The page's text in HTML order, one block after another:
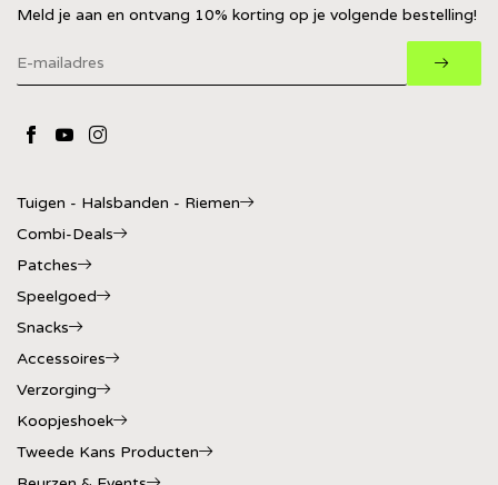
Meld je aan en ontvang 10% korting op je volgende bestelling!
Tuigen - Halsbanden - Riemen
Combi-Deals
Patches
Speelgoed
Snacks
Accessoires
Verzorging
Koopjeshoek
Tweede Kans Producten